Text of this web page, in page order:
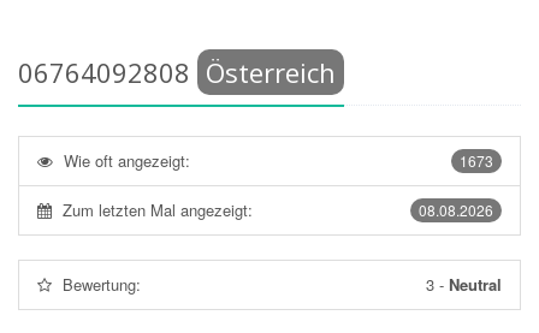
06764092808 Österreich
1673
Wie oft angezeigt:
08.08.2026
Zum letzten Mal angezeigt:
Bewertung: 3 - Neutral